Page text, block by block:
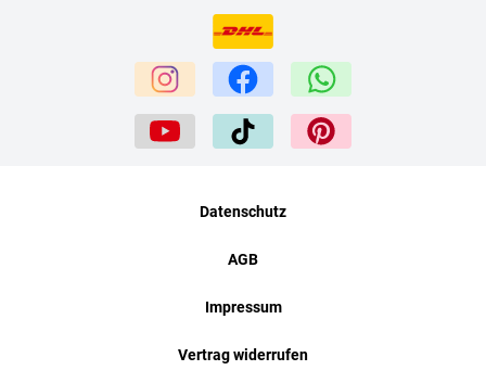
Datenschutz
AGB
Impressum
Vertrag widerrufen